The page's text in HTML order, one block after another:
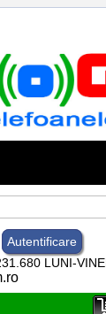
Autentificare
LUNI-